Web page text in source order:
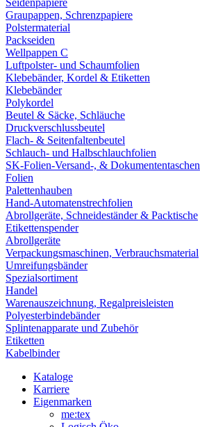
Seidenpapiere
Graupappen, Schrenzpapiere
Polstermaterial
Packseiden
Wellpappen C
Luftpolster- und Schaumfolien
Klebebänder, Kordel & Etiketten
Klebebänder
Polykordel
Beutel & Säcke, Schläuche
Druckverschlussbeutel
Flach- & Seitenfaltenbeutel
Schlauch- und Halbschlauchfolien
SK-Folien-Versand-, & Dokumententaschen
Folien
Palettenhauben
Hand-Automatenstrechfolien
Abrollgeräte, Schneideständer & Packtische
Etikettenspender
Abrollgeräte
Verpackungsmaschinen, Verbrauchsmaterial
Umreifungsbänder
Spezialsortiment
Handel
Warenauszeichnung, Regalpreisleisten
Polyesterbindebänder
Splintenapparate und Zubehör
Etiketten
Kabelbinder
Kataloge
Karriere
Eigenmarken
me:tex